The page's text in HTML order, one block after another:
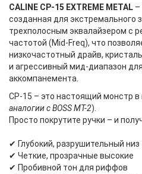
CALINE CP-15 EXTREME METAL –
созданная для экстремального
трехполосным эквалайзером с
частотой (Mid-Freq), что
низкочастотный драйв,
и агрессивный мид-диапазон
аккомпанемента.
CP-15 – это настоящий монстр
аналогии с BOSS MT-2).
Просто покрутите ручки – и
✔ Глубокий, разрушительный низ
✔ Четкие, прозрачные высокие
✔ Пробивной тон для риффов